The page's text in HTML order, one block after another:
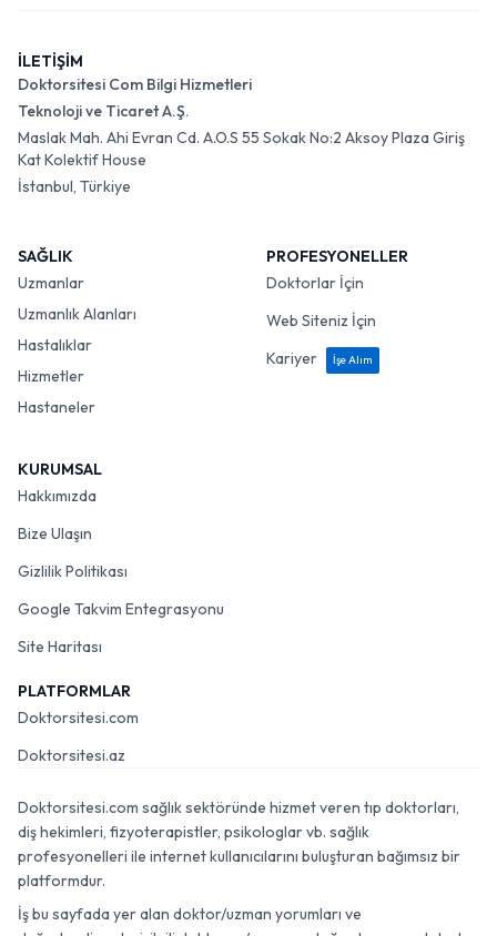
İLETİŞİM
Doktorsitesi Com Bilgi Hizmetleri
Teknoloji ve Ticaret A.Ş.
Maslak Mah. Ahi Evran Cd. A.O.S 55 Sokak No:2 Aksoy Plaza Giriş
Kat Kolektif House
İstanbul, Türkiye
SAĞLIK
Uzmanlar
Uzmanlık Alanları
Hastalıklar
Hizmetler
Hastaneler
PROFESYONELLER
Doktorlar İçin
Web Siteniz İçin
Kariyer
İşe Alım
KURUMSAL
Hakkımızda
Bize Ulaşın
Gizlilik Politikası
Google Takvim Entegrasyonu
Site Haritası
PLATFORMLAR
Doktorsitesi.com
Doktorsitesi.az
Doktorsitesi.com sağlık sektöründe hizmet veren tıp doktorları,
diş hekimleri, fizyoterapistler, psikologlar vb. sağlık
profesyonelleri ile internet kullanıcılarını buluşturan bağımsız bir
platformdur.
İş bu sayfada yer alan doktor/uzman yorumları ve